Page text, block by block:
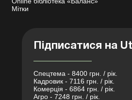
Мітки
Підписатися на
Спецтема - 8400 грн. / рік.
Кадровик - 7116 грн. / рік.
Комерція - 6864 грн. / рік.
Агро - 7248 грн. / рік.